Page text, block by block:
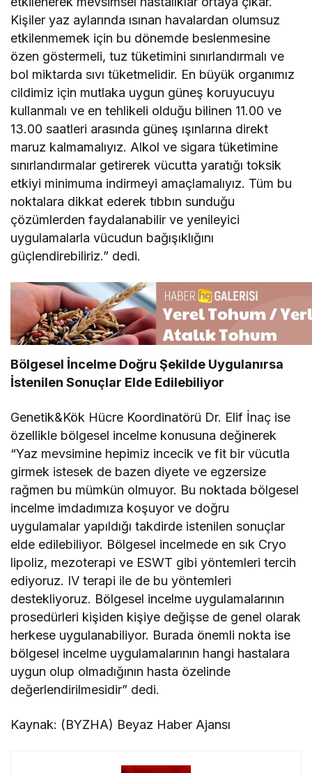
Kişiler yaz aylarında ısınan havalardan olumsuz
etkilenmemek için bu dönemde beslenmesine
özen göstermeli, tuz tüketimini sınırlandırmalı ve
bol miktarda sıvı tüketmelidir. En büyük organımız
cildimiz için mutlaka uygun güneş koruyucuyu
kullanmalı ve en tehlikeli olduğu bilinen 11.00 ve
13.00 saatleri arasında güneş ışınlarına direkt
maruz kalmamalıyız. Alkol ve sigara tüketimine
sınırlandırmalar getirerek vücutta yaratığı toksik
etkiyi minimuma indirmeyi amaçlamalıyız. Tüm bu
noktalara dikkat ederek tıbbın sunduğu
çözümlerden faydalanabilir ve yenileyici
uygulamalarla vücudun bağışıklığını
güçlendirebiliriz.” dedi.
Bölgesel İncelme Doğru Şekilde Uygulanırsa
İstenilen Sonuçlar Elde Edilebiliyor
Genetik&Kök Hücre Koordinatörü Dr. Elif İnaç ise
özellikle bölgesel incelme konusuna değinerek
“Yaz mevsimine hepimiz incecik ve fit bir vücutla
girmek istesek de bazen diyete ve egzersize
rağmen bu mümkün olmuyor. Bu noktada bölgesel
incelme imdadımıza koşuyor ve doğru
uygulamalar yapıldığı takdirde istenilen sonuçlar
elde edilebiliyor. Bölgesel incelmede en sık Cryo
lipoliz, mezoterapi ve ESWT gibi yöntemleri tercih
ediyoruz. IV terapi ile de bu yöntemleri
destekliyoruz. Bölgesel incelme uygulamalarının
prosedürleri kişiden kişiye değişse de genel olarak
herkese uygulanabiliyor. Burada önemli nokta ise
bölgesel incelme uygulamalarının hangi hastalara
uygun olup olmadığının hasta özelinde
değerlendirilmesidir” dedi.
Kaynak: (BYZHA) Beyaz Haber Ajansı